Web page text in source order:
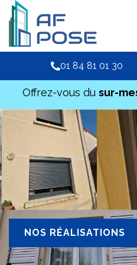
01 84 81 01 30
Offrez-vous du sur-
NOS RÉALISATIONS